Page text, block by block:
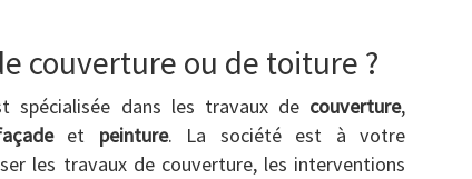
couverture ou de toiture ?
spécialisée dans les travaux de couverture,
et peinture. La société est à votre
les travaux de couverture, les interventions